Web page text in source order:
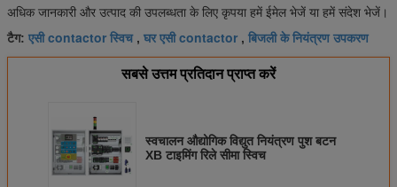
अधिक जानकारी और उत्पाद की उपलब्धता के लिए कृपया हमें ईमेल भेजें या हमें संदेश भेजें।
टैग: एसी contactor स्विच, घर एसी contactor , बिजली के नियंत्रण उपकरण
सबसे उत्तम प्रतिदान प्राप्त करें
स्वचालन औद्योगिक विद्युत नियंत्रण पुश बटन
XB टाइमिंग रिले सीमा स्विच